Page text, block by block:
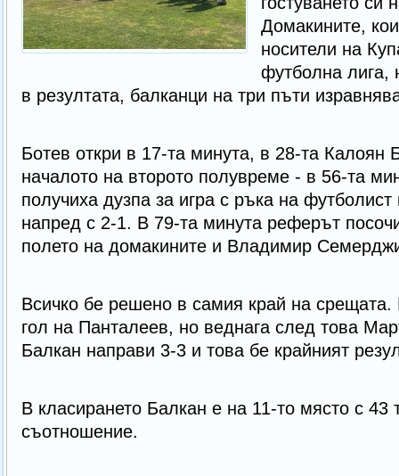
Домакините,
носители на
футболна лига,
в резултата, балканци на три пъти
Ботев откри в 17-та минута, в 28-та Калоян
началото на второто полувреме - в 56-та
получиха дузпа за игра с ръка на
напред с 2-1. В 79-та минута реферът
полето на домакините и Владимир
Всичко бе решено в самия край на срещата.
гол на Панталеев, но веднага след това
Балкан направи 3-3 и това бе крайният
В класирането Балкан е на 11-то място с 43
съотношение.